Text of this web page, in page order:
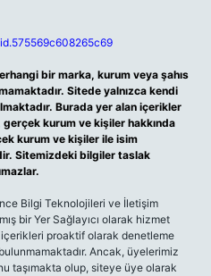
bir marka, kurum veya şahıs
Sitede yalnızca kendi
Burada yer alan içerikler
kurum ve kişiler hakkında
kurum ve kişiler ile isim
Sitemizdeki bilgiler taslak
Bilgi Teknolojileri ve İletişim
bir Yer Sağlayıcı olarak hizmet
proaktif olarak denetleme
Ancak, üyelerimiz
taşımakta olup, siteye üye olarak